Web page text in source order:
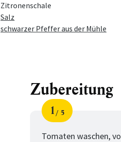
Zitronenschale
Salz
schwarzer Pfeffer aus der Mühle
Zubereitung
Schritt
1
von
5
Tomaten waschen,